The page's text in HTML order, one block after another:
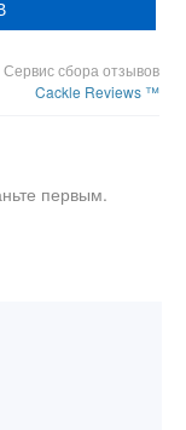
Сервис сбора отзывов
Cackle Reviews ™
первым.